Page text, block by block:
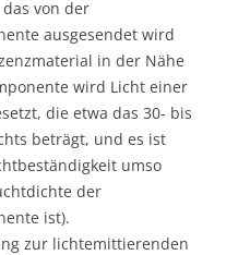
von der
ausgesendet wird
in der Nähe
wird Licht einer
die etwa das 30- bis
beträgt, und es ist
umso
der
ist).
zur lichtemittierenden